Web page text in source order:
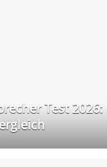
Test 2026: